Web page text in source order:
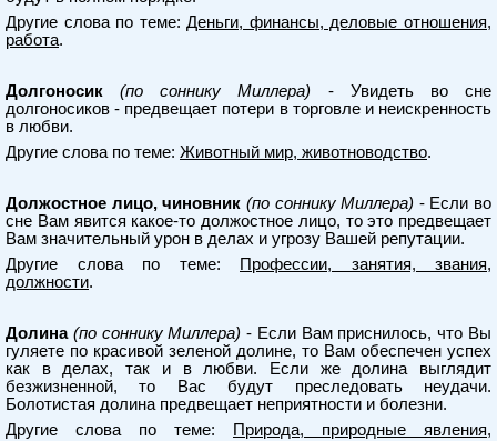
Другие слова по теме:Деньги, финансы, деловые отношения,
работа.
Долгоносик (по соннику Миллера) - Увидеть во сне
долгоносиков - предвещает потери в торговле и неискренность
в любви.
Другие слова по теме: Животный мир, животноводство.
Должостное лицо, чиновник (по соннику Миллера) - Если во
сне Вам явится какое-то должостное лицо, то это предвещает
Вам значительный урон в делах и угрозу Вашей репутации.
Другие слова по теме:
Профессии, занятия, звания,
должности.
Долина (по соннику Миллера) - Если Вам приснилось, что Вы
гуляете по красивой зеленой долине, то Вам обеспечен успех
как в делах, так и в любви. Если же долина выглядит
безжизненной, то Вас будут преследовать неудачи.
Болотистая долина предвещает неприятности и болезни.
Другие слова по теме:
Природа, природные явления,